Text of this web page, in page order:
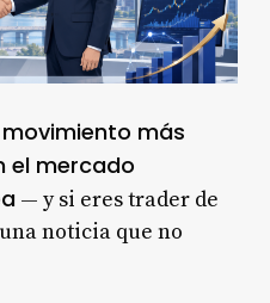
más
el mercado
— y si eres trader de
noticia que no